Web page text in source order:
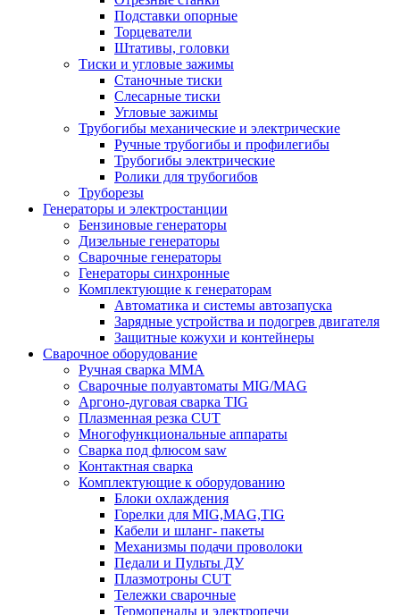
Подставки опорные
Торцеватели
Штативы, головки
Тиски и угловые зажимы
Станочные тиски
Слесарные тиски
Угловые зажимы
Трубогибы механические и электрические
Ручные трубогибы и профилегибы
Трубогибы электрические
Ролики для трубогибов
Труборезы
Генераторы и электростанции
Бензиновые генераторы
Дизельные генераторы
Сварочные генераторы
Генераторы синхронные
Комплектующие к генераторам
Автоматика и системы автозапуска
Зарядные устройства и подогрев двигателя
Защитные кожухи и контейнеры
Сварочное оборудование
Ручная сварка MMA
Сварочные полуавтоматы MIG/MAG
Аргоно-дуговая сварка TIG
Плазменная резка CUT
Многофункциональные аппараты
Сварка под флюсом saw
Контактная сварка
Комплектующие к оборудованию
Блоки охлаждения
Горелки для MIG,MAG,TIG
Кабели и шланг- пакеты
Механизмы подачи проволоки
Педали и Пульты ДУ
Плазмотроны CUT
Тележки сварочные
Термопеналы и электропечи